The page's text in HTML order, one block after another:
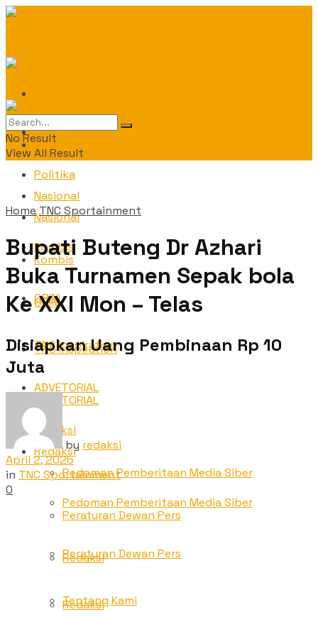
Politika
Nasional
Kombis
OPINI
TNC Inspiration
ADVETORIAL
Redaksi
Pedoman Pemberitaan Media Siber
Peraturan Dewan Pers
Redaksi
Daerah
Politika
Nasional
Kombis
OPINI
TNC Inspiration
ADVETORIAL
Redaksi
Pedoman Pemberitaan Media Siber
Peraturan Dewan Pers
Redaksi
Tentang Kami
No Result
View All Result
HomeTNC Sportainment
Bupati Buteng Dr Azhari
Buka Turnamen Sepak bola
Ke XXI Mon – Telas
Disiapkan Uang Pembinaan Rp 10
Juta
by redaksi
April 2, 2025
in TNC Sportainment
0